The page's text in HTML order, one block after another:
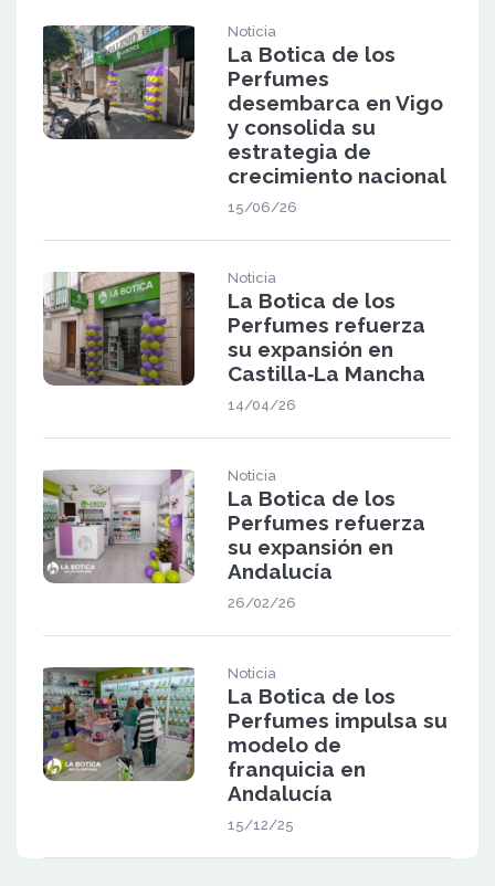
Noticia
La Botica de los
Perfumes
desembarca en Vigo
y consolida su
estrategia de
crecimiento nacional
15/06/26
Noticia
La Botica de los
Perfumes refuerza
su expansión en
Castilla‑La Mancha
14/04/26
Noticia
La Botica de los
Perfumes refuerza
su expansión en
Andalucía
26/02/26
Noticia
La Botica de los
Perfumes impulsa su
modelo de
franquicia en
Andalucía
15/12/25